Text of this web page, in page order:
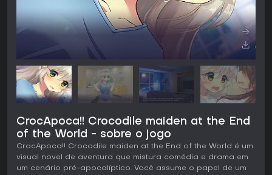
CrocApoca!! Crocodile maiden at the End
of the World - sobre o jogo
CrocApoca!! Crocodile maiden at the End of the World é um
visual novel de aventura que mistura comédia e drama em
um cenário pré-apocalíptico. Você assume o papel de um